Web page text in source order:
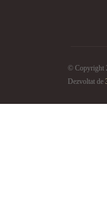
© Copyright
Dezvoltat de